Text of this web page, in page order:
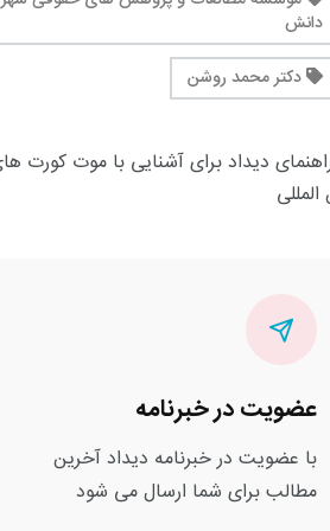
دانش
دکتر محمد روشن
عضویت در خبرنامه
با عضویت در خبرنامه دیداد آخرین
مطالب برای شما ارسال می شود